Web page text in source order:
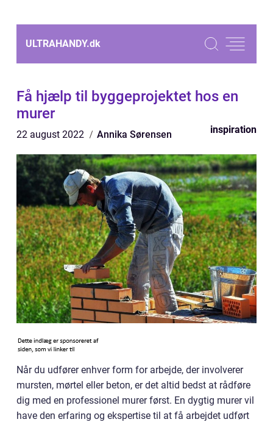
ULTRAHANDY.dk
Få hjælp til byggeprojektet hos en
murer
22 august 2022 Annika Sørensen inspiration
Når du udfører enhver form for arbejde, der involverer
mursten, mørtel eller beton, er det altid bedst at rådføre
dig med en professionel murer først. En dygtig murer vil
have den erfaring og ekspertise til at få arbejdet udført